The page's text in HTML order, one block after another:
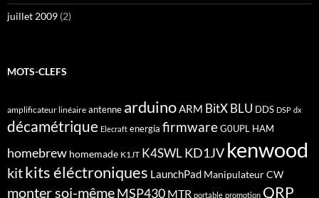
juillet 2009 (2)
MOTS-CLEFS
amplificateur linéaire antenne arduinoARM BitX BLU DDS DSP dx
décamétrique Elecraft energia firmwareG0UPL HAM
homebrew homemade K1JT K4SWL KD1JV kenwood
kitkits éléctroniques LaunchPad Manipulateur CW
monter soi-mêmeMSP430 MTR portable promotion QRP